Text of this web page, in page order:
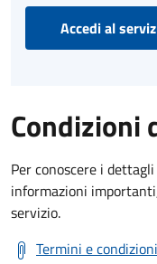
Accedi al
Condizioni
Per conoscere i
informazioni
servizio.
Termini e